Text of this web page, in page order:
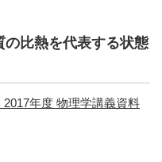
の比熱を代表する状態
年度 物理学講義資料